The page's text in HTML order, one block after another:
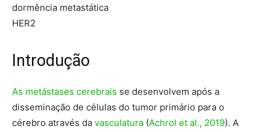
dormência metastática
HER2
Introdução
As metástases cerebrais se desenvolvem após a
disseminação de células do tumor primário para o
cérebro através da vasculatura (Achrol et al., 2019). A